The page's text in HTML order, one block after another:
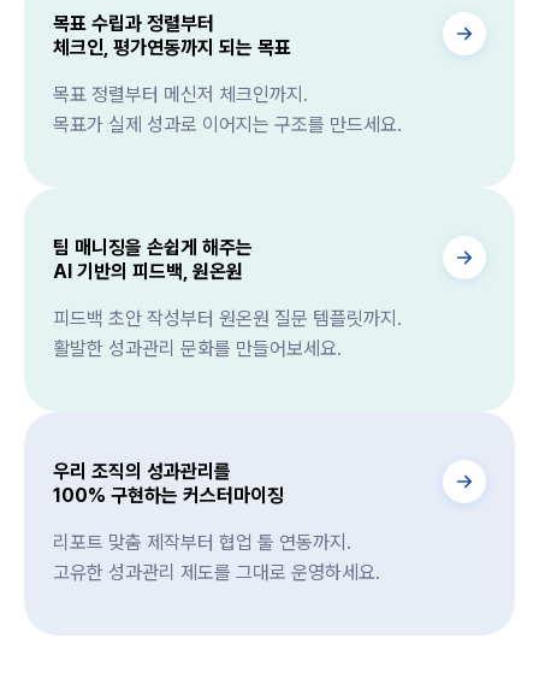
목표 수립과 정렬부터
체크인, 평가연동까지 되는 목표
목표 정렬부터 메신저 체크인까지.
목표가 실제 성과로 이어지는 구조를 만드세요.
팀 매니징을 손쉽게 해주는
AI 기반의 피드백, 원온원
피드백 초안 작성부터 원온원 질문 템플릿까지.
활발한 성과관리 문화를 만들어보세요.
우리 조직의 성과관리를
100% 구현하는 커스터마이징
리포트 맞춤 제작부터 협업 툴 연동까지.
고유한 성과관리 제도를 그대로 운영하세요.